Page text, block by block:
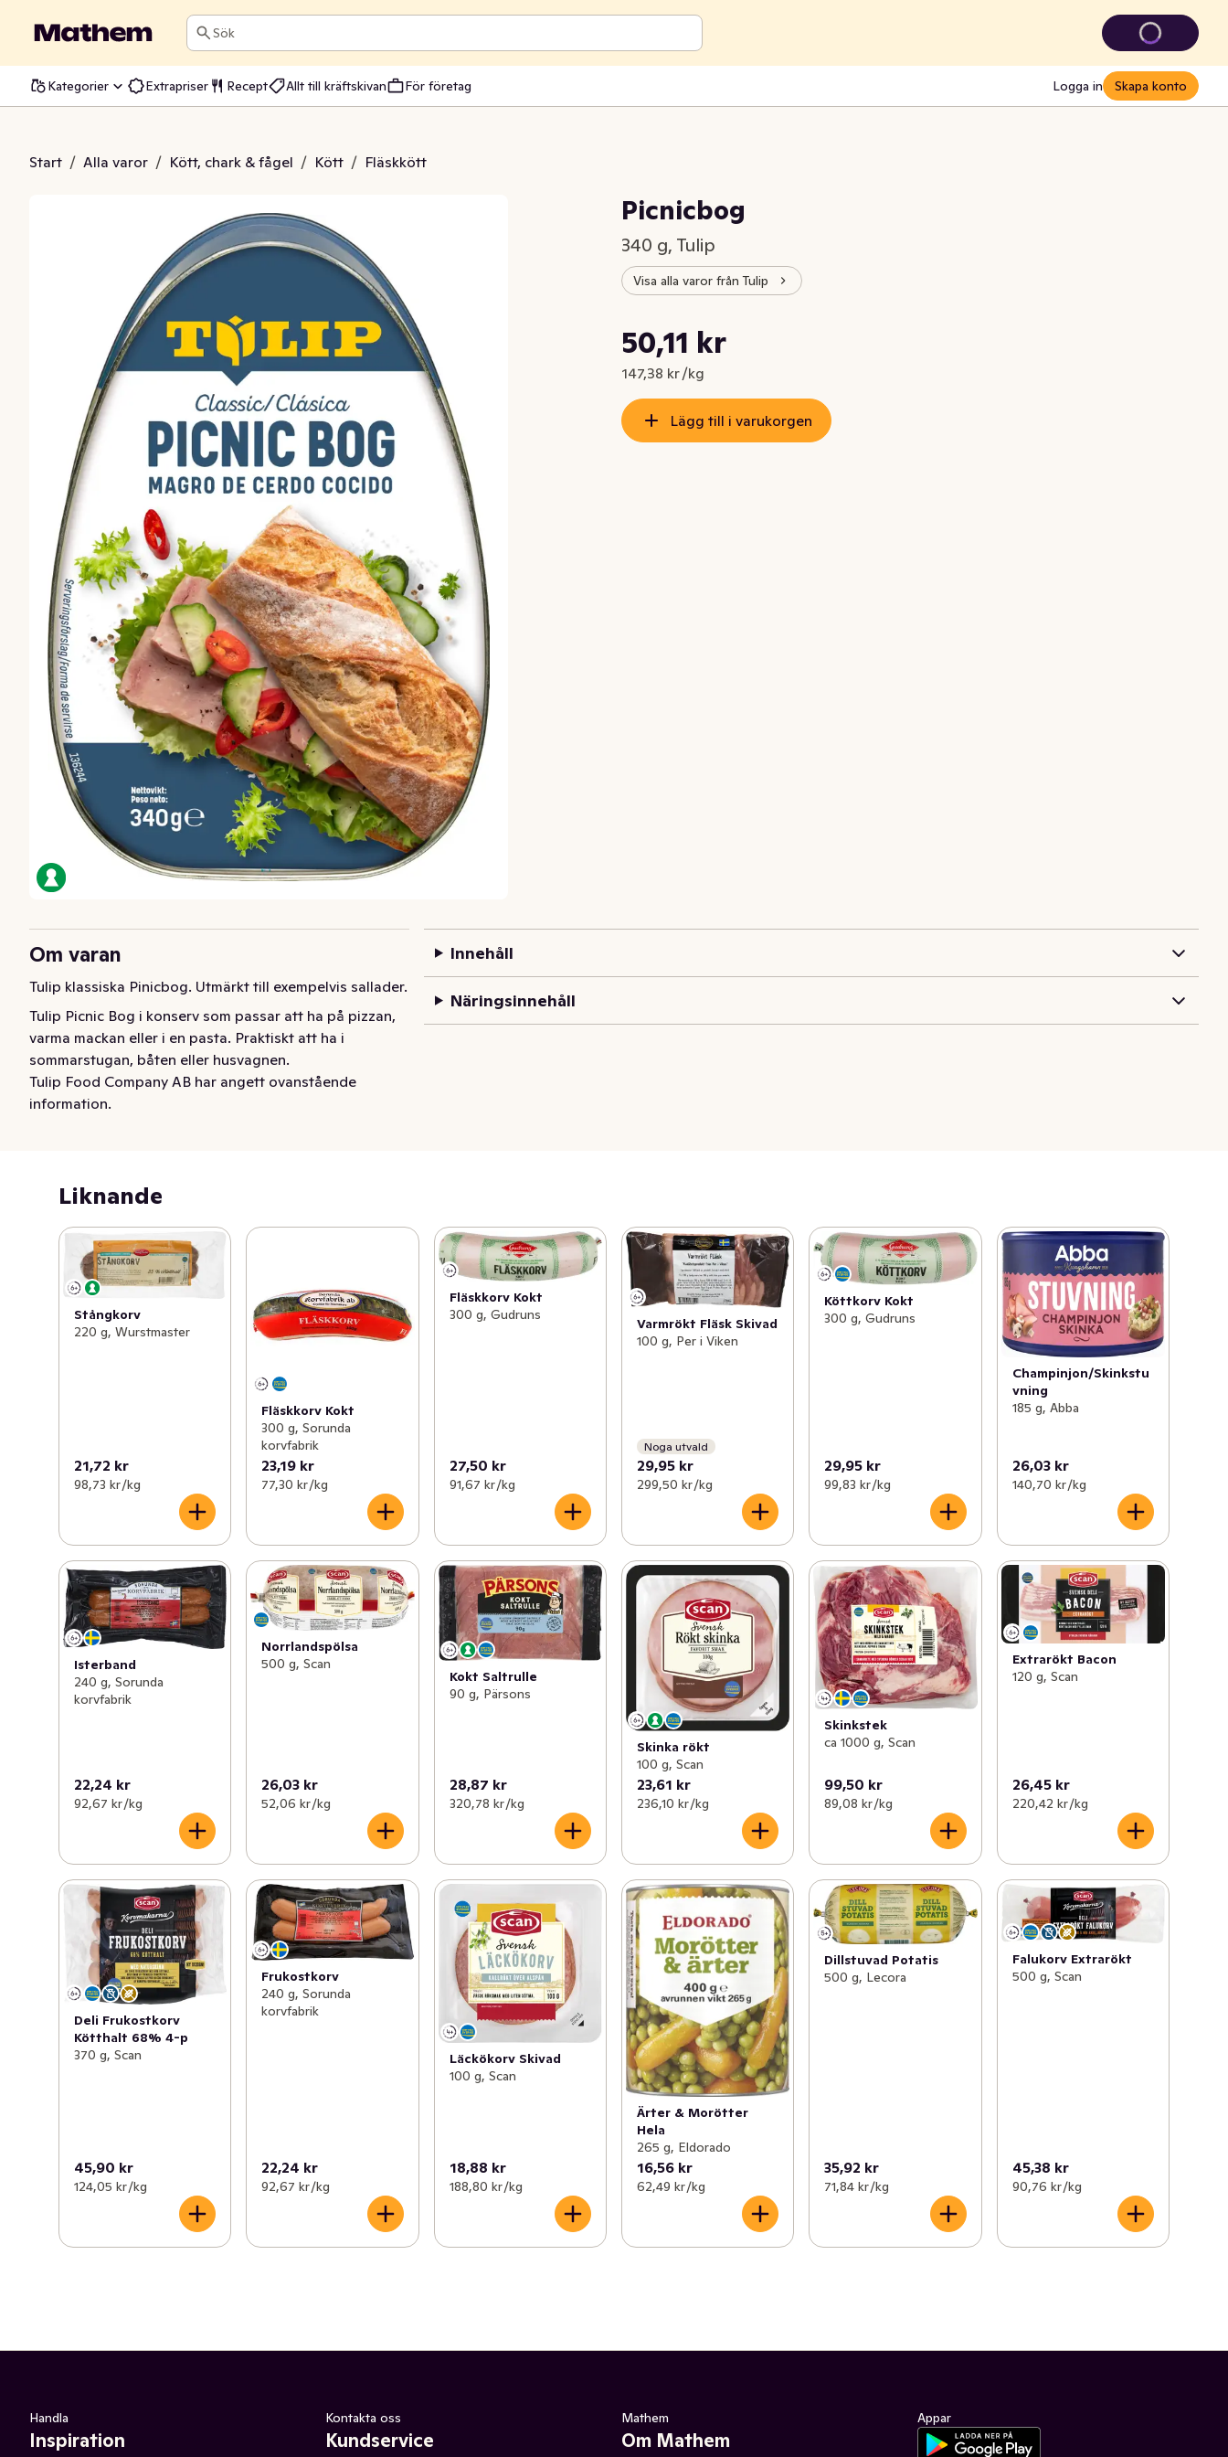
Sök
Kategorier Extrapriser Recept Allt till kräftskivan För företag Logga in Skapa konto
Start / Alla varor / Kött, chark & fågel / Kött / Fläskkött
Picnicbog
340 g, Tulip
Visa alla varor från Tulip
Nuvarande pris är: 50,11 kr
50,11 kr
147,38 kr /kg
Styckpris: 147,38 kr /kg
Lägg till i varukorgen
Om varan
Tulip klassiska Pinicbog. Utmärkt till exempelvis sallader.
Tulip Picnic Bog i konserv som passar att ha på pizzan,
varma mackan eller i en pasta. Praktiskt att ha i
sommarstugan, båten eller husvagnen.
Tulip Food Company AB har angett ovanstående
information.
Innehåll
Näringsinnehåll
Liknande
Stångkorv
220 g, Wurstmaster
21,72 kr
98,73 kr /kg
Fläskkorv Kokt
300 g, Sorunda
korvfabrik
23,19 kr
77,30 kr /kg
Fläskkorv Kokt
300 g, Gudruns
27,50 kr
91,67 kr /kg
Varmrökt Fläsk Skivad
100 g, Per i Viken
Noga utvald
29,95 kr
299,50 kr /kg
Köttkorv Kokt
300 g, Gudruns
29,95 kr
99,83 kr /kg
Champinjon/Skinkstu
vning
185 g, Abba
26,03 kr
140,70 kr /kg
Isterband
240 g, Sorunda
korvfabrik
22,24 kr
92,67 kr /kg
Norrlandspölsa
500 g, Scan
26,03 kr
52,06 kr /kg
Kokt Saltrulle
90 g, Pärsons
28,87 kr
320,78 kr /kg
Skinka rökt
100 g, Scan
23,61 kr
236,10 kr /kg
Skinkstek
ca 1000 g, Scan
99,50 kr
89,08 kr /kg
Extrarökt Bacon
120 g, Scan
26,45 kr
220,42 kr /kg
Deli Frukostkorv
Kötthalt 68% 4-p
370 g, Scan
45,90 kr
124,05 kr /kg
Frukostkorv
240 g, Sorunda
korvfabrik
22,24 kr
92,67 kr /kg
Läckökorv Skivad
100 g, Scan
18,88 kr
188,80 kr /kg
Ärter & Morötter
Hela
265 g, Eldorado
16,56 kr
62,49 kr /kg
Dillstuvad Potatis
500 g, Lecora
35,92 kr
71,84 kr /kg
Falukorv Extrarökt
500 g, Scan
45,38 kr
90,76 kr /kg
Handla
Inspiration
Kontakta oss
Kundservice
Mathem
Om Mathem
Appar